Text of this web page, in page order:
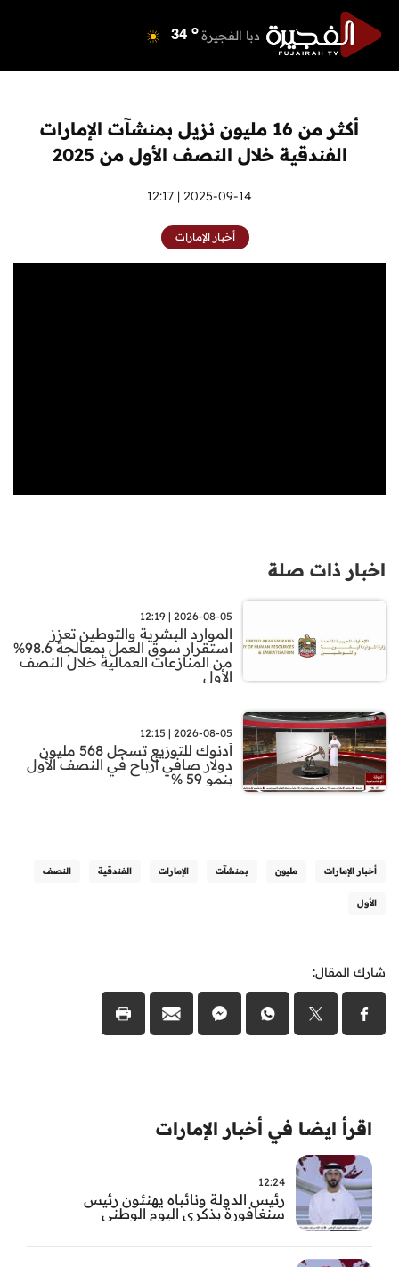
دبا الفجيرة 34 o
أم القيوين 39 o
راس الخيمة o
الفجيرة 33 o
أكثر من 16 مليون نزيل بمنشآت الإمارات
الفندقية خلال النصف الأول من 2025
2025-09-14 | 12:17
أخبار الإمارات
اخبار ذات صلة
2026-08-05 | 12:19
الموارد البشرية والتوطين تعزز
استقرار سوق العمل بمعالجة 98.6%
من المنازعات العمالية خلال النصف
الأول
2026-08-05 | 12:15
أدنوك للتوزيع تسجل 568 مليون
دولار صافي أرباح في النصف الأول
بنمو 59 %
أخبار الإمارات مليون بمنشآت الإمارات الفندقية النصف
الأول
شارك المقال:
اقرأ ايضا في أخبار الإمارات
12:24
رئيس الدولة ونائباه يهنئون رئيس
سنغافورة بذكرى اليوم الوطني